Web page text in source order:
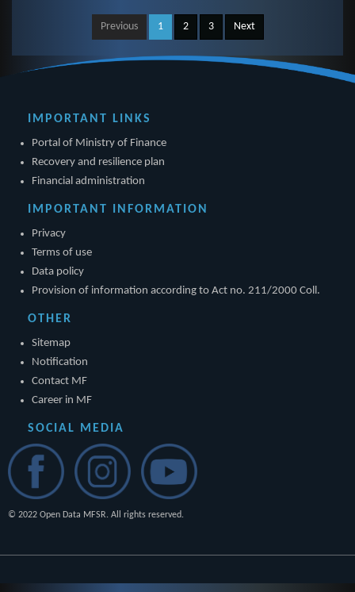
Previous 1 2 3 Next
IMPORTANT LINKS
Portal of Ministry of Finance
Recovery and resilience plan
Financial administration
IMPORTANT INFORMATION
Privacy
Terms of use
Data policy
Provision of information according to Act no. 211/2000 Coll.
OTHER
Sitemap
Notification
Contact MF
Career in MF
SOCIAL MEDIA
© 2022 Open Data MFSR. All rights reserved.